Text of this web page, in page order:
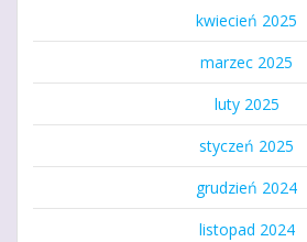
kwiecień 2025
marzec 2025
luty 2025
styczeń 2025
grudzień 2024
listopad 2024